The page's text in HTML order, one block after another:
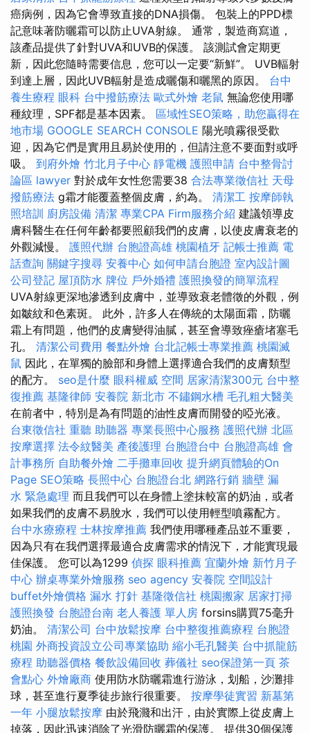
癌病例，因為它會導致直接的DNA損傷。 包裝上的PPD標
記意味著防曬霜可以防止UVA射線。 通常，製造商寫道，
該產品提供了針對UVA和UVB的保護。 該測試會定期更
新，因此您隨時需要信息，您可以一定要“新鮮”。 UVB輻射
到達上層，因此UVB輻射是造成曬傷和曬黑的原因。 台中
養生療程 眼科 台中撥筋療法 歐式外燴 老鼠 無論您使用哪
種紋理，SPF都是基本因素。 區域性SEO策略，助您贏得在
地市場 GOOGLE SEARCH CONSOLE 陽光噴霧很受歡
迎，因為它們是實用且易於使用的，但請注意不要面對或呼
吸。 到府外燴 竹北月子中心 靜電機 護照申請 台中整骨討
論區 lawyer 對於成年女性您需要38 合法專業徵信社 天母
撥筋療法 g霜才能覆蓋整個皮膚，約為。 清潔工 按摩師執
照培訓 廚房設備 清潔 專業CPA Firm服務介紹 建議領導皮
膚科醫生在任何年齡都要照顧我們的皮膚，以使皮膚衰老的
外觀減慢。 護照代辦 台胞證高雄 桃園植牙 記帳士推薦 電
話查詢 關鍵字搜尋 安養中心 如何申請台胞證 室內設計圖
公司登記 屋頂防水 牌位 戶外婚禮 護照換發的簡單流程
UVA射線更深地滲透到皮膚中，並導致衰老體徵的外觀，例
如皺紋和色素斑。 此外，許多人在傳統的太陽面霜，防曬
霜上有問題，他們的皮膚變得油膩，甚至會導致痤瘡堵塞毛
孔。 清潔公司費用 餐點外燴 台北記帳士專業推薦 桃園滅
鼠 因此，在單獨的臉部和身體上選擇適合我們的皮膚類型
的配方。 seo是什麼 眼科權威 空間 居家清潔300元 台中整
復推薦 基隆律師 安養院 新北市 不鏽鋼水槽 毛孔粗大醫美
在前者中，特別是為有問題的油性皮膚而開發的啞光液。
台東徵信社 重聽 助聽器 專業長照中心服務 護照代辦 北區
按摩選擇 法令紋醫美 產後護理 台胞證台中 台胞證高雄 會
計事務所 自助餐外燴 二手攤車回收 提升網頁體驗的On
Page SEO策略 長照中心 台胞證台北 網路行銷 牆壁 漏
水 緊急處理 而且我們可以在身體上塗抹較富的奶油，或者
如果我們的皮膚不易脫水，我們可以使用輕型噴霧配方。
台中水療療程 士林按摩推薦 我們使用哪種產品並不重要，
因為只有在我們選擇最適合皮膚需求的情況下，才能實現最
佳保護。 您可以為1299 偵探 眼科推薦 宜蘭外燴 新竹月子
中心 辦桌專業外燴服務 seo agency 安養院 空間設計
buffet外燴價格 漏水 打針 基隆徵信社 桃園搬家 居家打掃
護照換發 台胞證台南 老人養護 單人房 forsins購買75毫升
奶油。 清潔公司 台中放鬆按摩 台中整復推薦療程 台胞證
桃園 外商投資設立公司專業協助 縮小毛孔醫美 台中抓龍筋
療程 助聽器價格 餐飲設備回收 葬儀社 seo保證第一頁 茶
會點心 外燴廠商 使用防水防曬霜進行游泳，划船，沙灘排
球，甚至進行夏季徒步旅行很重要。 按摩學徒實習 新墓第
一年 小腿放鬆按摩 由於飛濺和出汗，由於實際上從皮膚上
掉落，因此迅速消除了光滑防曬霜的保護。 提供30個保護